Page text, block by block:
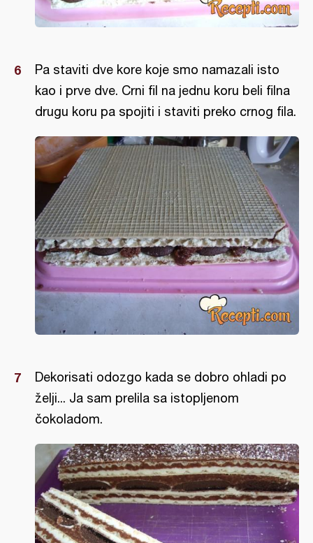
Pa staviti dve kore koje smo namazali isto
kao i prve dve. Crni fil na jednu koru beli filna
drugu koru pa spojiti i staviti preko crnog fila.
Dekorisati odozgo kada se dobro ohladi po
želji... Ja sam prelila sa istopljenom
čokoladom.